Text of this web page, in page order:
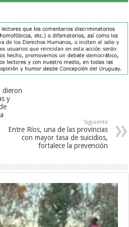
dieron
y
Siguiente
Entre Ríos, una de las provincias
con mayor tasa de suicidios,
fortalece la prevención